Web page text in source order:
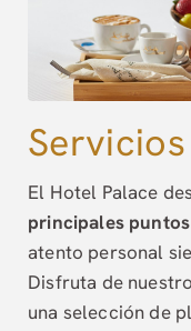
Servicios
El Hotel Palace
principales
atento personal
Disfruta de
una selección de